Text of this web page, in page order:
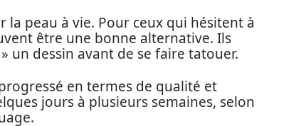
peau à vie. Pour ceux qui hésitent à
être une bonne alternative. Ils
un dessin avant de se faire tatouer.
en termes de qualité et
jours à plusieurs semaines, selon